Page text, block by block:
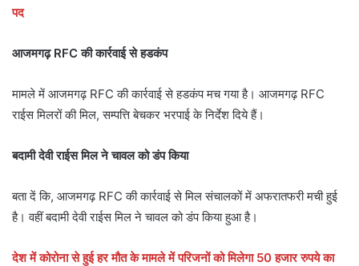
पद
आजमगढ़ RFC की कार्रवाई से हडकंप
मामले में आजमगढ़ RFC की कार्रवाई से हडकंप मच गया है। आजमगढ़ RFC
राईस मिलरों की मिल, सम्पत्ति बेचकर भरपाई के निर्देश दिये हैं।
बदामी देवी राईस मिल ने चावल को डंप किया
बता दें कि, आजमगढ़ RFC की कार्रवाई से मिल संचालकों में अफरातफरी मची हुई
है। वहीं बदामी देवी राईस मिल ने चावल को डंप किया हुआ है।
देश में कोरोना से हुई हर मौत के मामले में परिजनों को मिलेगा 50 हजार रुपये का